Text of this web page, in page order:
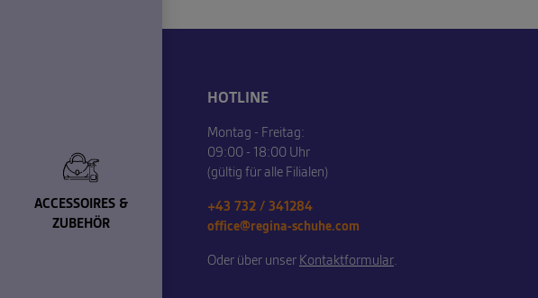
ACCESSOIRES &
ZUBEHÖR
HOTLINE
Montag - Freitag:
09:00 - 18:00 Uhr
(gültig für alle Filialen)
+43 732 / 341284
office@regina-schuhe.com
Oder über unser Kontaktformular.